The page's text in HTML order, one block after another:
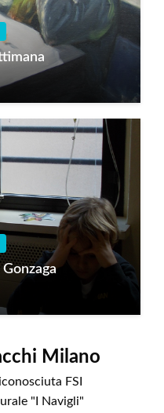
Milano
FSI
"I Navigli"